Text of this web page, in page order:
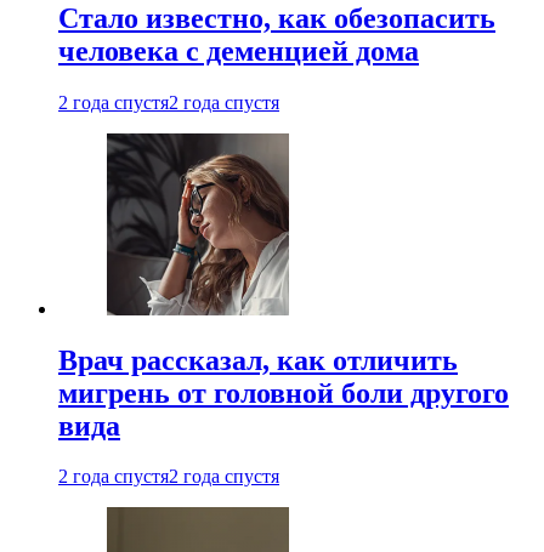
Стало известно, как обезопасить
человека с деменцией дома
2 года спустя2 года спустя
Врач рассказал, как отличить
мигрень от головной боли другого
вида
2 года спустя2 года спустя